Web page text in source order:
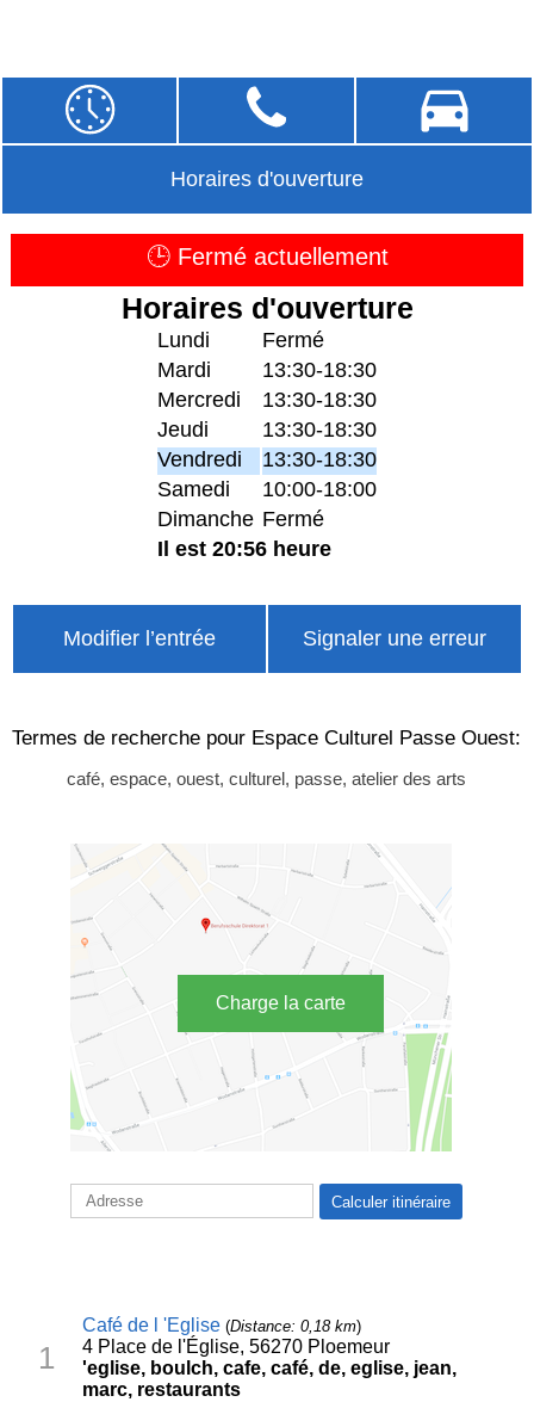
Horaires d'ouverture
🕒 Fermé actuellement
Horaires d'ouverture
Lundi
Fermé
Mardi
13:30-18:30
Mercredi
13:30-18:30
Jeudi
13:30-18:30
Vendredi
13:30-18:30
Samedi
10:00-18:00
Dimanche Fermé
Il est 20:56 heure
Modifier l’entrée Signaler une erreur
Termes de recherche pour Espace Culturel Passe Ouest:
café, espace, ouest, culturel, passe, atelier des arts
Charge la carte
1
Café de l 'Eglise(Distance: 0,18 km)
4 Place de l'Église, 56270 Ploemeur
'eglise, boulch, cafe, café, de, eglise, jean,
marc, restaurants